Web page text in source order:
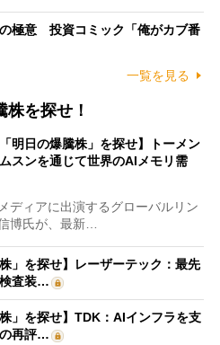
極意 投資コミック「俺がカブ番
一覧を見る
を探せ！
「明日の爆騰株」を探せ】トーメン
スンを通じて世界のAIメモリ需
ディアに出演するグローバルリン
博氏が、最新…
」を探せ】レーザーテック：最先
査装…
」を探せ】TDK：AIインフラを支
再評…